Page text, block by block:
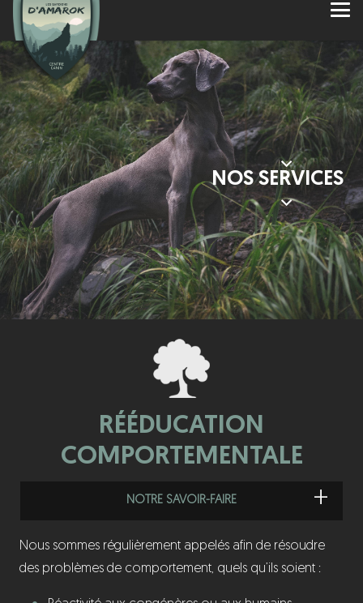
NOS SERVICES
RÉÉDUCATION
COMPORTEMENTALE
NOTRE SAVOIR-FAIRE
Nous sommes régulièrement appelés afin de résoudre
des problèmes de comportement, quels qu’ils soient :